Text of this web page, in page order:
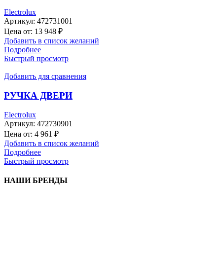
Electrolux
Артикул: 472731001
Цена от: 13 948 ₽
Добавить в список желаний
Подробнее
Быстрый просмотр
Добавить для сравнения
РУЧКА ДВЕРИ
Electrolux
Артикул: 472730901
Цена от: 4 961 ₽
Добавить в список желаний
Подробнее
Быстрый просмотр
НАШИ БРЕНДЫ